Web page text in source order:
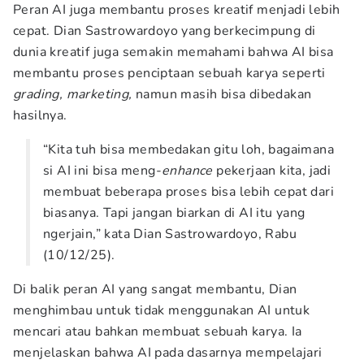
Peran AI juga membantu proses kreatif menjadi lebih
cepat. Dian Sastrowardoyo yang berkecimpung di
dunia kreatif juga semakin memahami bahwa AI bisa
membantu proses penciptaan sebuah karya seperti
grading, marketing, namun masih bisa dibedakan
hasilnya.
“Kita tuh bisa membedakan gitu loh, bagaimana
si AI ini bisa meng-enhance pekerjaan kita, jadi
membuat beberapa proses bisa lebih cepat dari
biasanya. Tapi jangan biarkan di AI itu yang
ngerjain,” kata Dian Sastrowardoyo, Rabu
(10/12/25).
Di balik peran AI yang sangat membantu, Dian
menghimbau untuk tidak menggunakan AI untuk
mencari atau bahkan membuat sebuah karya. Ia
menjelaskan bahwa AI pada dasarnya mempelajari